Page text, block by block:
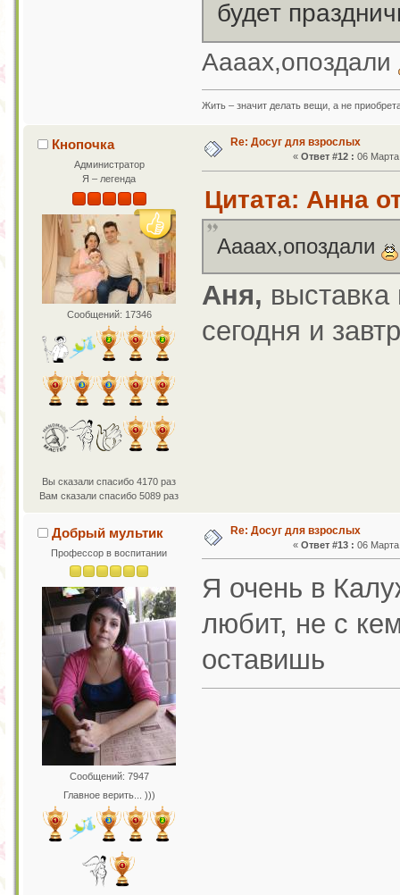
будет
Аааах,опоздали
Жить – значит делать вещи, а не
Кнопочка
Администратор
Я – легенда
Сообщений: 17346
Вы сказали спасибо 4170 раз
Вам сказали спасибо 5089 раз
Re: Досуг для взрослых
«Ответ #12 : 06
Цитата: Анна
Аааах,опоздали
Аня,
сегодня и
Добрый мультик
Профессор в воспитании
Сообщений: 7947
Главное верить... )))
Re: Досуг для взрослых
«Ответ #13 : 06
Я очень в
любит, не с
оставишь